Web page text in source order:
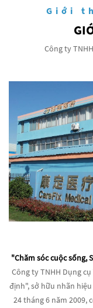
Giới
Công ty
"Chăm sóc cuộc sống,
Công ty TNHH Dụng
định", sở hữu nhãn
24 tháng 6 năm 2009,